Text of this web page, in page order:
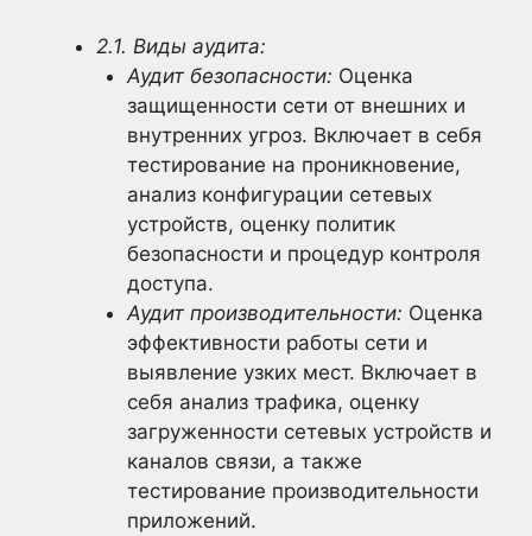
2.1. Виды аудита:
Аудит безопасности: Оценка
защищенности сети от внешних и
внутренних угроз. Включает в себя
тестирование на проникновение,
анализ конфигурации сетевых
устройств, оценку политик
безопасности и процедур контроля
доступа.
Аудит производительности: Оценка
эффективности работы сети и
выявление узких мест. Включает в
себя анализ трафика, оценку
загруженности сетевых устройств и
каналов связи, а также
тестирование производительности
приложений.